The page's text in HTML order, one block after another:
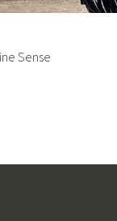
Sense